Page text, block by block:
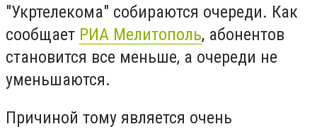
"Укртелекома" собираются очереди. Как
сообщает РИА Мелитополь, абонентов
становится все меньше, а очереди не
уменьшаются.
Причиной тому является очень